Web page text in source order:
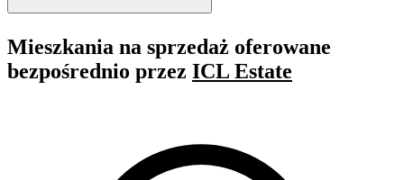
Mieszkania na sprzedaż oferowane
bezpośrednio przez ICL Estate